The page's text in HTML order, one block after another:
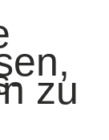
zu